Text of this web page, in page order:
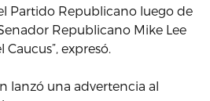
Partido Republicano luego de
Republicano Mike Lee
expresó.
lanzó una advertencia al